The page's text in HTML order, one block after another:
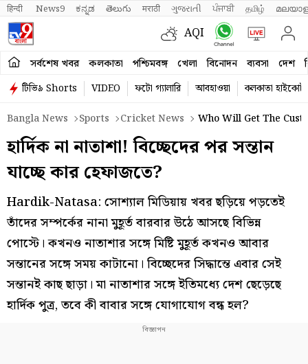
हिन्दी News9 ಕನ್ನಡ తెలుగు मराठी ગુજરાતી ਪੰਜਾਬੀ தமிழ்
AQI
সর্বশেষ খবর কলকাতা পশ্চিমবঙ্গ খেলা বিনোদন ব্যবসা দেশ
টিভি৯ Shorts VIDEO ফটো গ্যালারি আবহাওয়া
কলকাতা হাইকোর্ট
Bangla News
Sports Cricket News Who Will Get The
হার্দিক না নাতাশা! বিচ্ছেদের পর সন্তান
যাচ্ছে কার হেফাজতে?
Hardik-Natasa: সোশ্যাল মিডিয়ায় খবর ছড়িয়ে পড়তেই
তাঁদের সম্পর্কের নানা মুহূর্ত বারবার উঠে আসছে বিভিন্ন
পোস্টে। কখনও নাতাশার সঙ্গে মিষ্টি মুহূর্ত কখনও আবার
সন্তানের সঙ্গে সময় কাটানো। বিচ্ছেদের সিদ্ধান্তে এবার সেই
সন্তানই কাছ ছাড়া। মা নাতাশার সঙ্গে ইতিমধ্যে দেশ ছেড়েছে
হার্দিক পুত্র, তবে কী বাবার সঙ্গে যোগাযোগ বন্ধ হল?